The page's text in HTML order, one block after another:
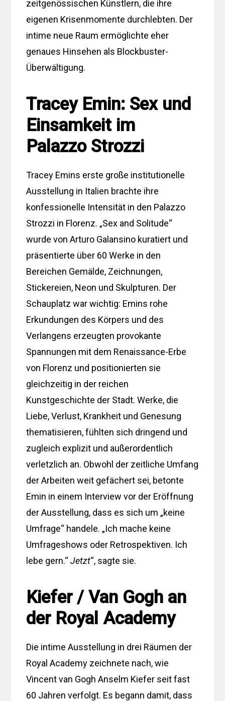
zeitgenössischen Künstlern, die ihre
eigenen Krisenmomente durchlebten. Der
intime neue Raum ermöglichte eher
genaues Hinsehen als Blockbuster-
Überwältigung.
Tracey Emin: Sex und
Einsamkeit im
Palazzo Strozzi
Tracey Emins erste große institutionelle
Ausstellung in Italien brachte ihre
konfessionelle Intensität in den Palazzo
Strozzi in Florenz. „Sex and Solitude“
wurde von Arturo Galansino kuratiert und
präsentierte über 60 Werke in den
Bereichen Gemälde, Zeichnungen,
Stickereien, Neon und Skulpturen. Der
Schauplatz war wichtig: Emins rohe
Erkundungen des Körpers und des
Verlangens erzeugten provokante
Spannungen mit dem Renaissance-Erbe
von Florenz und positionierten sie
gleichzeitig in der reichen
Kunstgeschichte der Stadt. Werke, die
Liebe, Verlust, Krankheit und Genesung
thematisieren, fühlten sich dringend und
zugleich explizit und außerordentlich
verletzlich an. Obwohl der zeitliche Umfang
der Arbeiten weit gefächert sei, betonte
Emin in einem Interview vor der Eröffnung
der Ausstellung, dass es sich um „keine
Umfrage“ handele. „Ich mache keine
Umfrageshows oder Retrospektiven. Ich
lebe gern.“Jetzt“, sagte sie.
Kiefer / Van Gogh an
der Royal Academy
Die intime Ausstellung in drei Räumen der
Royal Academy zeichnete nach, wie
Vincent van Gogh Anselm Kiefer seit fast
60 Jahren verfolgt. Es begann damit, dass